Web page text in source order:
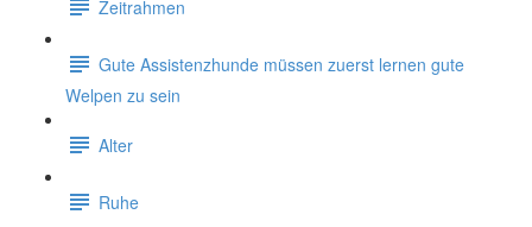
Zeitrahmen
Gute Assistenzhunde müssen zuerst lernen gute
Welpen zu sein
Alter
Ruhe